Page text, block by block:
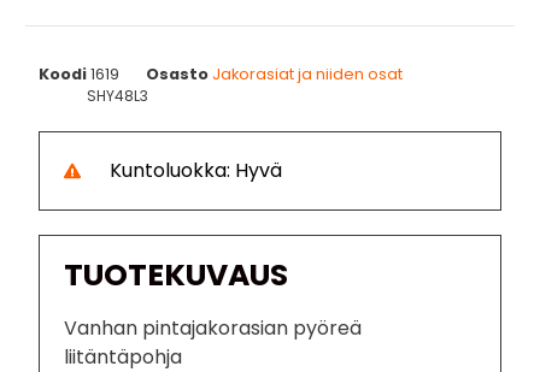
Koodi1619 Osasto Jakorasiat ja niiden osat
SHY48L3
Kuntoluokka: Hyvä
TUOTEKUVAUS
Vanhan pintajakorasian pyöreä
liitäntäpohja